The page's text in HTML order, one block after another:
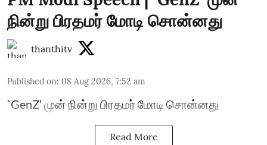
நின்று பிரதமர் மோடி சொன்னது
thanthitv
Published on: 08 Aug 2026, 7:52 am
`GenZ’ முன் நின்று பிரதமர் மோடி சொன்னது
Read More